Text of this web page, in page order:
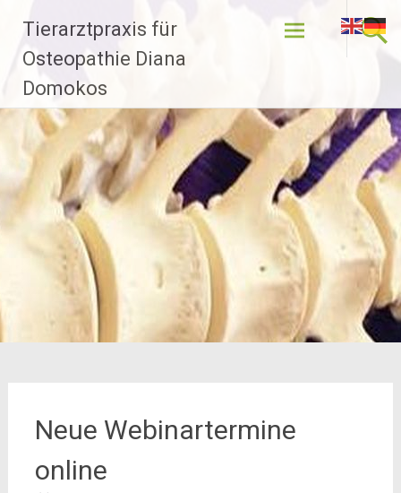
Inhalt
springen
Tierarztpraxis für
Osteopathie Diana
Domokos
Neue Webinartermine
online